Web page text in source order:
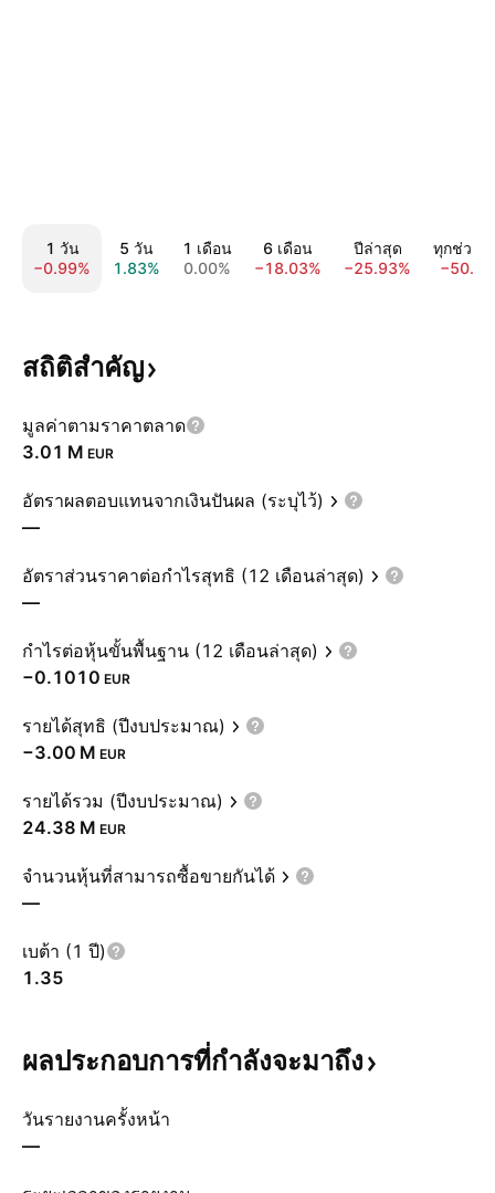
1 วัน
−0.99%
5 วัน
1.83%
1 เดือน
0.00%
6 เดือน
−18.03%
ปีล่าสุด
−25.93%
ทุกช่วงเ
สถิติสำคัญ
มูลค่าตามราคาตลาด
‪3.01 M‬ EUR
อัตราผลตอบแทนจากเงินปันผล (ระบุไว้)
—
อัตราส่วนราคาต่อกำไรสุทธิ (12 เดือนล่าสุด)
—
กำไรต่อหุ้นขั้นพื้นฐาน (12 เดือนล่าสุด)
−0.1010 EUR
รายได้สุทธิ (ปีงบประมาณ)
‪−3.00 M‬ EUR
รายได้รวม (ปีงบประมาณ)
‪24.38 M‬ EUR
จำนวนหุ้นที่สามารถซื้อขายกันได้
—
เบต้า (1 ปี)
1.35
ผลประกอบการที่กำลังจะมาถึง
วันรายงานครั้งหน้า
—